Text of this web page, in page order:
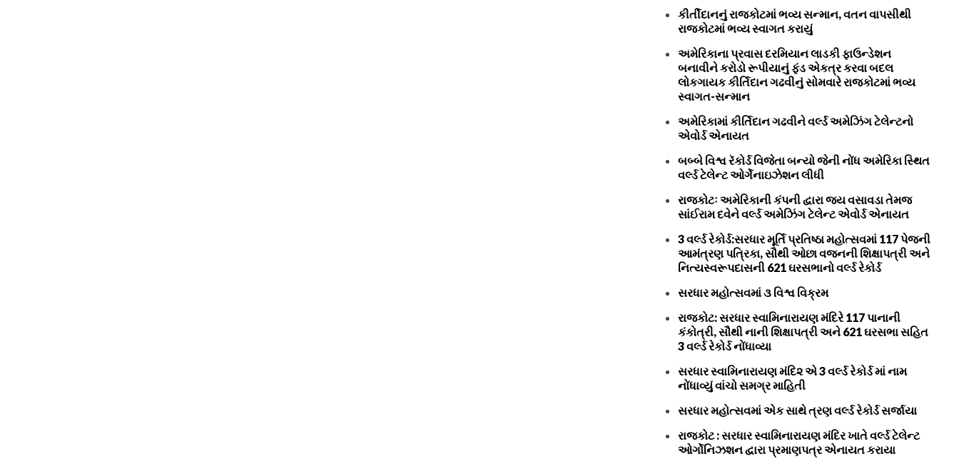
કીર્તીદાનનું રાજકોટમાં ભવ્ય સન્માન, વતન વાપસીથી
રાજકોટમાં ભવ્ય સ્વાગત કરાયું
અમેરિકાના પ્રવાસ દરમિયાન લાડકી ફાઉન્ડેશન
બનાવીને કરોડો રૂપીયાનું ફંડ એકત્ર કરવા બદલ
લોકગાયક કીર્તિદાન ગઢવીનું સોમવારે રાજકોટમાં ભવ્ય
સ્વાગત-સન્માન
અમેરિકામાં કીર્તિદાન ગઢવીને વર્લ્ડ અમેઝિંગ ટેલેન્ટનો
એવોર્ડ એનાયત
બબ્બે વિશ્વ રૅકોર્ડ વિજેતા બન્યો જેની નોંધ અમેરિકા સ્થિત
વર્લ્ડ ટેલેન્ટ ઓર્ગેનાઇઝેશન લીધી
રાજકોટઃ અમેરિકાની કંપની દ્વારા જય વસાવડા તેમજ
સાંઈરામ દવેને વર્લ્ડ અમેઝિંગ ટેલેન્ટ એવોર્ડ એનાયત
3 વર્લ્ડ રેકોર્ડ:સરધાર મૂર્તિ પ્રતિષ્ઠા મહોત્સવમાં 117 પેજની
આમંત્રણ પત્રિકા, સૌથી ઓછા વજનની શિક્ષાપત્રી અને
નિત્યસ્વરૂપદાસની 621 ઘરસભાનો વર્લ્ડ રેકોર્ડ
સરધાર મહોત્સવમાં ૩ વિશ્વ વિક્રમ
રાજકોટ: સરધાર સ્વામિનારાયણ મંદિરે 117 પાનાની
કંકોત્રી, સૌથી નાની શિક્ષાપત્રી અને 621 ઘરસભા સહિત
3 વર્લ્ડ રેકોર્ડ નોંધાવ્યા
સરધાર સ્વામિનારાયણ મંદિ૨ એ 3 વર્લ્ડ રેકોર્ડ માં નામ
નોંધાવ્યું વાંચો સમગ્ર માહિતી
સરધાર મહોત્સવમાં એક સાથે ત્રણ વર્લ્ડ રેકોર્ડ સર્જાયા
રાજકોટ : સરધાર સ્વામિનારાયણ મંદિર ખાતે વર્લ્ડ ટેલેન્ટ
ઓર્ગોનિઝશન દ્વારા પ્રમાણપત્ર એનાયત કરાયા